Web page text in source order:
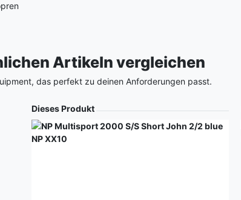
Artikeln vergleichen
das perfekt zu deinen Anforderungen passt.
Dieses Produkt